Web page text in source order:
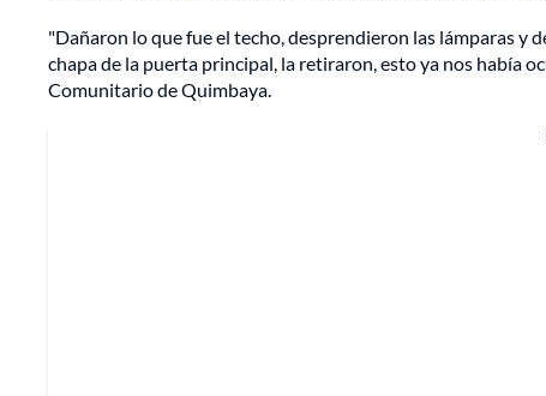
"Dañaron lo que fue el techo, desprendieron las lámparas y
chapa de la puerta principal, la retiraron, esto ya nos había
Comunitario de Quimbaya.